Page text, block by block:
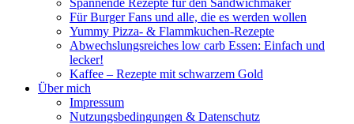
Spannende Rezepte für den Sandwichmaker
Für Burger Fans und alle, die es werden wollen
Yummy Pizza- & Flammkuchen-Rezepte
Abwechslungsreiches low carb Essen: Einfach und
lecker!
Kaffee – Rezepte mit schwarzem Gold
Über mich
Impressum
Nutzungsbedingungen & Datenschutz